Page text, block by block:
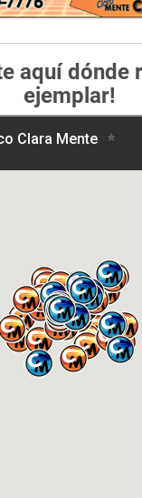
aquí dónde
ejemplar!